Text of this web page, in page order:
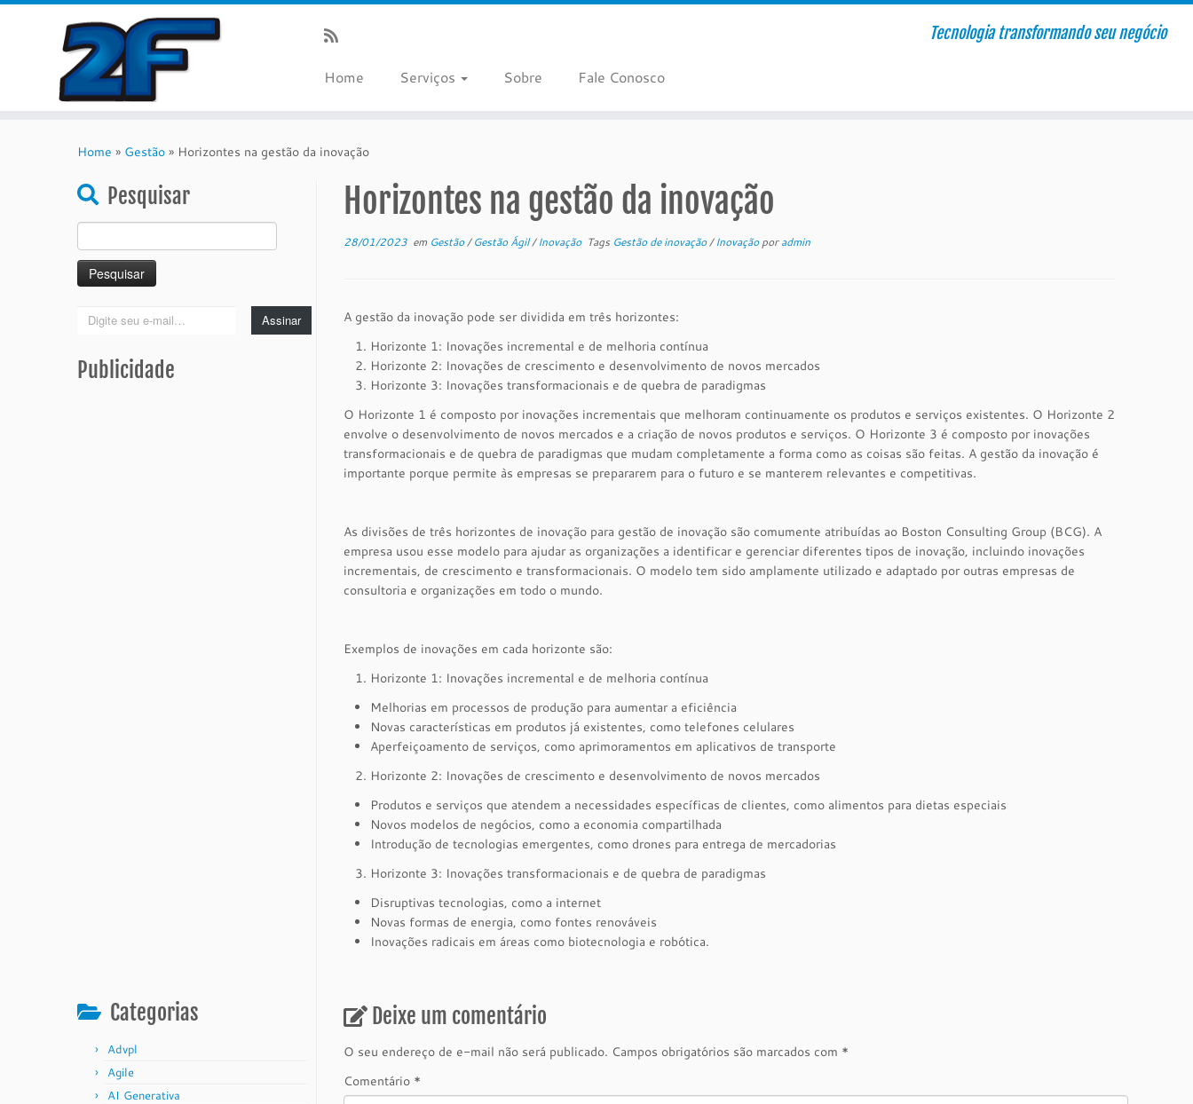
Tecnologia transformando seu negócio
Home Serviços Sobre Fale Conosco
Home » Gestão » Horizontes na gestão da inovação
Pesquisar
por:
Digite
mail…
Assinar
Publicidade
Categorias
Advpl
Agile
AI Generativa
Horizontes na gestão da inovação
28/01/2023 em Gestão/Gestão Ágil/Inovação Tags Gestão de inovação/Inovaçãoporadmin
A gestão da inovação pode ser dividida em três horizontes:
Horizonte 1: Inovações incremental e de melhoria contínua
Horizonte 2: Inovações de crescimento e desenvolvimento de novos mercados
Horizonte 3: Inovações transformacionais e de quebra de paradigmas
O Horizonte 1 é composto por inovações incrementais que melhoram continuamente os produtos e serviços existentes. O Horizonte 2
envolve o desenvolvimento de novos mercados e a criação de novos produtos e serviços. O Horizonte 3 é composto por inovações
transformacionais e de quebra de paradigmas que mudam completamente a forma como as coisas são feitas. A gestão da inovação é
importante porque permite às empresas se prepararem para o futuro e se manterem relevantes e competitivas.
As divisões de três horizontes de inovação para gestão de inovação são comumente atribuídas ao Boston Consulting Group (BCG). A
empresa usou esse modelo para ajudar as organizações a identificar e gerenciar diferentes tipos de inovação, incluindo inovações
incrementais, de crescimento e transformacionais. O modelo tem sido amplamente utilizado e adaptado por outras empresas de
consultoria e organizações em todo o mundo.
Exemplos de inovações em cada horizonte são:
Horizonte 1: Inovações incremental e de melhoria contínua
Melhorias em processos de produção para aumentar a eficiência
Novas características em produtos já existentes, como telefones celulares
Aperfeiçoamento de serviços, como aprimoramentos em aplicativos de transporte
Horizonte 2: Inovações de crescimento e desenvolvimento de novos mercados
Produtos e serviços que atendem a necessidades específicas de clientes, como alimentos para dietas especiais
Novos modelos de negócios, como a economia compartilhada
Introdução de tecnologias emergentes, como drones para entrega de mercadorias
Horizonte 3: Inovações transformacionais e de quebra de paradigmas
Disruptivas tecnologias, como a internet
Novas formas de energia, como fontes renováveis
Inovações radicais em áreas como biotecnologia e robótica.
Deixe um comentário
O seu endereço de e-mail não será publicado. Campos obrigatórios são marcados com *
Comentário *